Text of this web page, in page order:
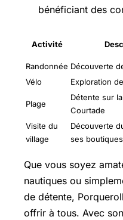
bénéficiant des
Activité
Randonnée Découverte
Vélo
Exploration
Plage
Détente sur
Courtade
Visite du
village
Découverte
ses boutiques
Que vous soyez
nautiques ou
de détente,
offrir à tous. Avec